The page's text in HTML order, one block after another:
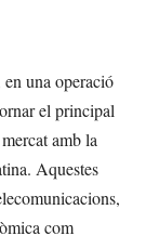
una operació
el principal
amb la
Aquestes
com